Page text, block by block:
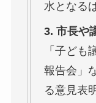
水となる
3. 市長や
「子ども
報告会」
る意見表